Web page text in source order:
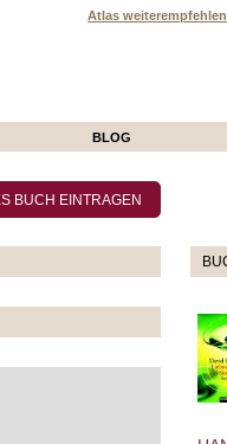
Atlas weiterempfehlen
BLOG